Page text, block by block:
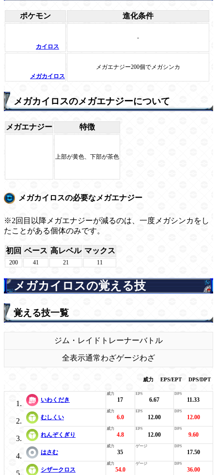
ポケモン 進化条件
カイロス
-
メガカイロス
メガエナジー200個でメガシンカ
メガカイロスのメガエナジーについて
メガエナジー 特徴
上部が黄色、下部が茶色
メガカイロスの必要なメガエナジー
※2回目以降メガエナジーが減るのは、一度メガシンカをし
たことがある個体のみです。
初回 ベース 高レベル マックス
200 41 21 11
メガカイロスの覚える技
覚える技一覧
ジム・レイド トレーナーバトル
全表示通常わざゲージわざ
威力 EPS/EPT DPS/DPT
いわくだき 17 6.67 11.33
むしくい 6.0 12.00 12.00
れんぞくぎり 4.8 12.00 9.60
はさむ 35 17.50
シザークロス 54.0 36.00